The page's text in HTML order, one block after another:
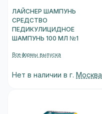
ЛАЙСНЕР ШАМПУНЬ
СРЕДСТВО
ПЕДИКУЛИЦИДНОЕ
ШАМПУНЬ 100 МЛ №1
Все формы выпуска
Нет в наличии в г. Москва